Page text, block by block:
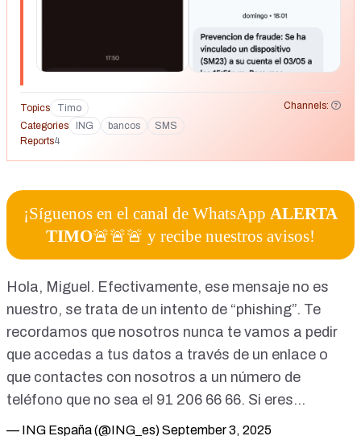
Topics Timo
Channels:
Categories
ING bancos
SMS
Reports4
¡Síguenos en el canal de WhatsApp ALERTA
TIMO🚨🚨🚨 y recibe nuestros avisos!
Hola, Miguel. Efectivamente, ese mensaje no es
nuestro, se trata de un intento de “phishing”. Te
recordamos que nosotros nunca te vamos a pedir
que accedas a tus datos a través de un enlace o
que contactes con nosotros a un número de
teléfono que no sea el 91 206 66 66. Si eres…
— ING España (@ING_es)September 3, 2025